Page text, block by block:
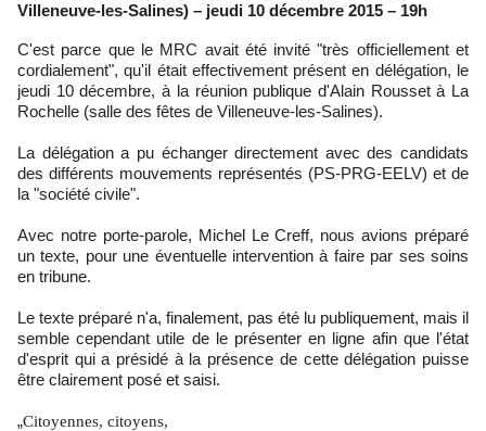
Villeneuve-les-Salines) – jeudi 10 décembre 2015 – 19h
C'est parce que le MRC avait été invité "très officiellement et
cordialement", qu'il était effectivement présent en délégation, le
jeudi 10 décembre, à la réunion publique d'Alain Rousset à La
Rochelle (salle des fêtes de Villeneuve-les-Salines).
La délégation a pu échanger directement avec des candidats
des différents mouvements représentés (PS-PRG-EELV) et de
la "société civile".
Avec notre porte-parole, Michel Le Creff, nous avions préparé
un texte, pour une éventuelle intervention à faire par ses soins
en tribune.
Le texte préparé n'a, finalement, pas été lu publiquement, mais il
semble cependant utile de le présenter en ligne afin que l'état
d'esprit qui a présidé à la présence de cette délégation puisse
être clairement posé et saisi.
„Citoyennes, citoyens,